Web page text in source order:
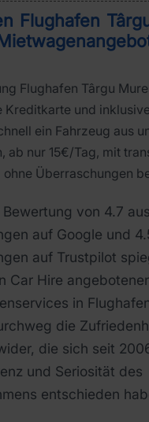
Flughafen
Flughafen Târgu
Kreditkarte und
ein Fahrzeug aus
ab nur 15€/Tag, mit
ohne Überraschungen
von 4.7
auf Google und
auf Trustpilot
Car Hire
in
die
die sich seit
und Seriosität des
entschieden